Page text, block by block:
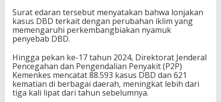
Surat edaran tersebut menyatakan bahwa lonjakan
kasus DBD terkait dengan perubahan iklim yang
memengaruhi perkembangbiakan nyamuk
penyebab DBD.
Hingga pekan ke-17 tahun 2024, Direktorat Jenderal
Pencegahan dan Pengendalian Penyakit (P2P)
Kemenkes mencatat 88.593 kasus DBD dan 621
kematian di berbagai daerah, meningkat lebih dari
tiga kali lipat dari tahun sebelumnya.